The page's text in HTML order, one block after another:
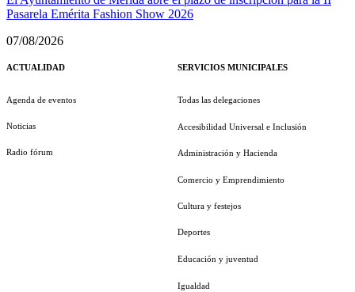
Pasarela Emérita Fashion Show 2026
07/08/2026
ACTUALIDAD
Agenda de eventos
Noticias
Radio fórum
SERVICIOS MUNICIPALES
Todas las delegaciones
Accesibilidad Universal e Inclusión
Administración y Hacienda
Comercio y Emprendimiento
Cultura y festejos
Deportes
Educación y juventud
Igualdad